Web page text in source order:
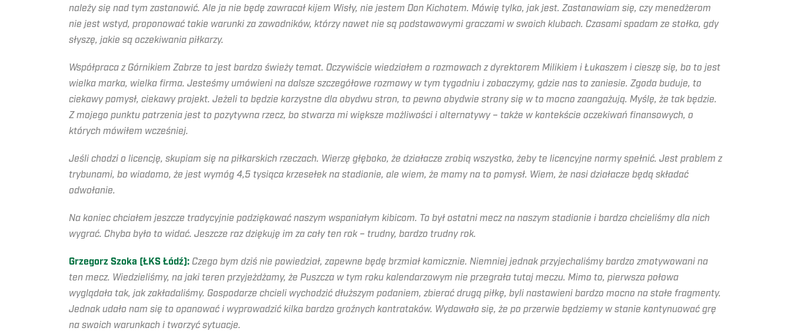
należy się nad tym zastanowić. Ale ja nie będę zawracał kijem Wisły, nie jestem Don Kichotem. Mówię tylko, jak jest. Zastanawiam się, czy menedżerom
nie jest wstyd, proponować takie warunki za zawodników, którzy nawet nie są podstawowymi graczami w swoich klubach. Czasami spadam ze stołka, gdy
słyszę, jakie są oczekiwania piłkarzy.
Współpraca z Górnikiem Zabrze to jest bardzo świeży temat. Oczywiście wiedziałem o rozmowach z dyrektorem Milikiem i Łukaszem i cieszę się, bo to jest
wielka marka, wielka firma. Jesteśmy umówieni na dalsze szczegółowe rozmowy w tym tygodniu i zobaczymy, gdzie nas to zaniesie. Zgoda buduje, to
ciekawy pomysł, ciekawy projekt. Jeżeli to będzie korzystne dla obydwu stron, to pewno obydwie strony się w to mocno zaangażują. Myślę, że tak będzie.
Z mojego punktu patrzenia jest to pozytywna rzecz, bo stwarza mi większe możliwości i alternatywy – także w kontekście oczekiwań finansowych, o
których mówiłem wcześniej.
Jeśli chodzi o licencję, skupiam się na piłkarskich rzeczach. Wierzę głęboko, że działacze zrobią wszystko, żeby te licencyjne normy spełnić. Jest problem z
trybunami, bo wiadomo, że jest wymóg 4,5 tysiąca krzesełek na stadionie, ale wiem, że mamy na to pomysł. Wiem, że nasi działacze będą składać
odwołanie.
Na koniec chciałem jeszcze tradycyjnie podziękować naszym wspaniałym kibicom. To był ostatni mecz na naszym stadionie i bardzo chcieliśmy dla nich
wygrać. Chyba było to widać. Jeszcze raz dziękuję im za cały ten rok – trudny, bardzo trudny rok.
Grzegorz Szoka (ŁKS Łódź): Czego bym dziś nie powiedział, zapewne będę brzmiał komicznie. Niemniej jednak przyjechaliśmy bardzo zmotywowani na
ten mecz. Wiedzieliśmy, na jaki teren przyjeżdżamy, że Puszcza w tym roku kalendarzowym nie przegrała tutaj meczu. Mimo to, pierwsza połowa
wyglądała tak, jak zakładaliśmy. Gospodarze chcieli wychodzić dłuższym podaniem, zbierać drugą piłkę, byli nastawieni bardzo mocno na stałe fragmenty.
Jednak udało nam się to opanować i wyprowadzić kilka bardzo groźnych kontrataków. Wydawało się, że po przerwie będziemy w stanie kontynuować grę
na swoich warunkach i tworzyć sytuacje.